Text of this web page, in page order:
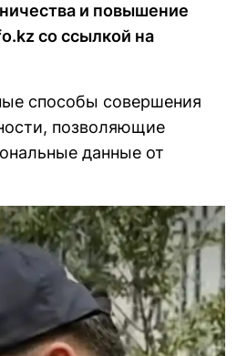
и повышение
со ссылкой на
способы совершения
позволяющие
данные от